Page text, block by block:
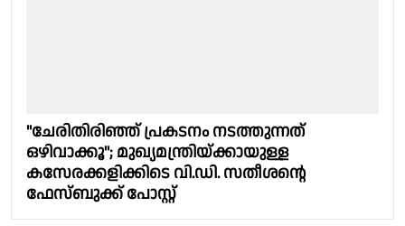
"ചേരിതിരിഞ്ഞ് പ്രകടനം നടത്തുന്നത്
ഒഴിവാക്കൂ"; മുഖ്യമന്ത്രിയ്ക്കായുള്ള
കസേരക്കളിക്കിടെ വി.ഡി. സതീശൻ്റെ
ഫേസ്ബുക്ക് പോസ്റ്റ്